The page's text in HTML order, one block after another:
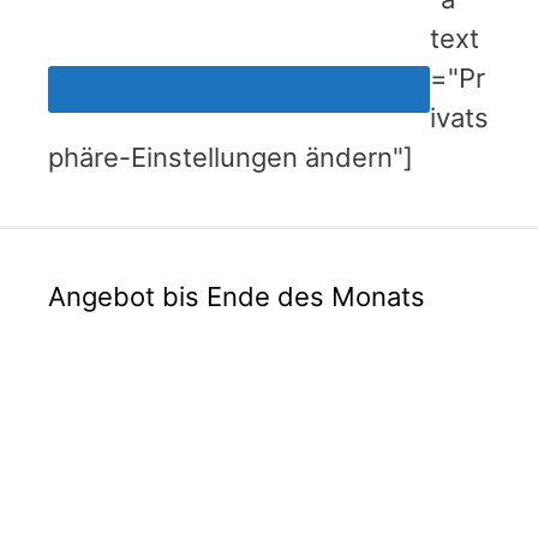
text
="Pr
ivats
phäre-Einstellungen ändern"]
Angebot bis Ende des Monats